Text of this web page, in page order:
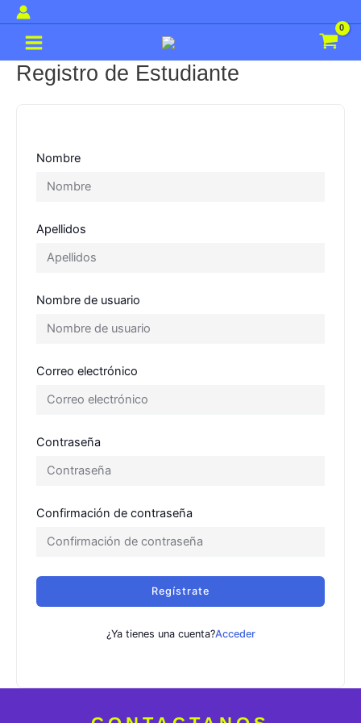
al
contenido
Main
Menu
Registro de Estudiante
Nombre
Apellidos
Nombre de usuario
Correo electrónico
Contraseña
Confirmación de contraseña
Regístrate
¿Ya tienes una cuenta?Acceder